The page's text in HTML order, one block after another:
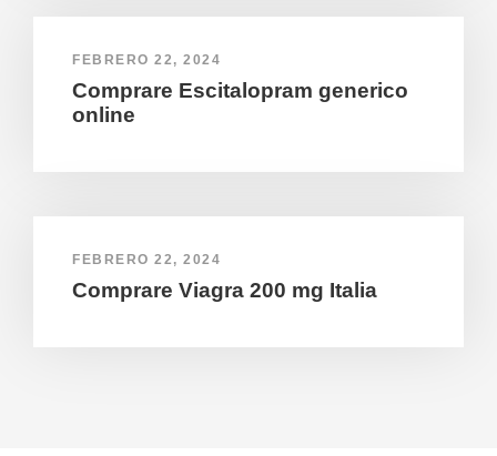
FEBRERO 22, 2024
Comprare Escitalopram generico
online
FEBRERO 22, 2024
Comprare Viagra 200 mg Italia